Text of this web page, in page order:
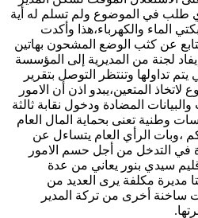
طلب في الموضوع ولم تسلم له أية
الماء والكهرباء،هذا وأكدت
تتابع عن كثب الوضع المشحون بهاتين
لجنة من المديرية إلى المؤسسة
تداولها وتنتظر التوصل بتقرير
المتعين،يبدو اذن أن الامور
المضادة ودخول نقابة ثالثة
وطنية تعنى بحماية المال العام
،وبات الرأي العام يتساءل عن
في التدخل من أجل حسم الامور
سيدي بنور يعاني من عدة
مديرة مكلفة يرى العديد من
ساخنة أخرى من تركة المدير